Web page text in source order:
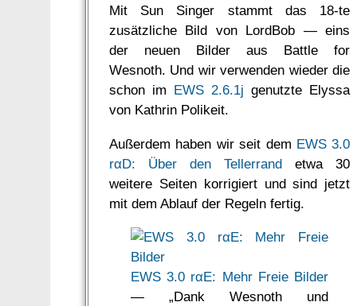
Mit Sun Singer stammt das 18-te
zusätzliche Bild von LordBob — eins
der neuen Bilder aus Battle for
Wesnoth. Und wir verwenden wieder die
schon im EWS 2.6.1j genutzte Elyssa
von Kathrin Polikeit.
Außerdem haben wir seit dem EWS 3.0
rαD: Über den Tellerrand etwa 30
weitere Seiten korrigiert und sind jetzt
mit dem Ablauf der Regeln fertig.
EWS 3.0 rαE: Mehr Freie Bilder
— „Dank Wesnoth und